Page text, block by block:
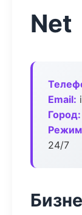
Net
Email:
Город:
24/7